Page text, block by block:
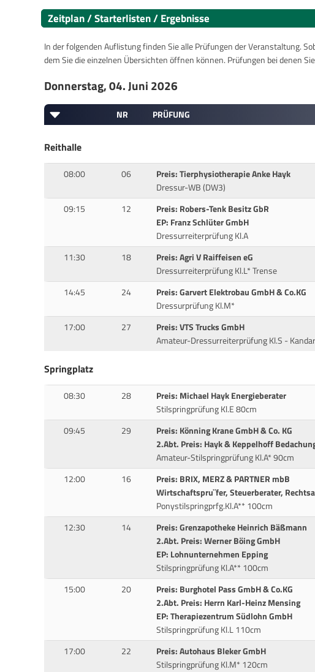
Zeitplan / Starterlisten / Ergebnisse
In der folgenden Auflistung finden Sie alle Prüfungen der Veranstaltung.
dem Sie die einzelnen Übersichten öffnen können. Prüfungen bei denen
Donnerstag, 04. Juni 2026
NR PRÜFUNG
Reithalle
08:00 06
Preis: Tierphysiotherapie Anke Hayk
Dressur-WB (DW3)
09:15 12
Preis: Robers-Tenk Besitz GbR
EP: Franz Schlüter GmbH
Dressurreiterprüfung Kl.A
11:30 18
Preis: Agri V Raiffeisen eG
Dressurreiterprüfung Kl.L* Trense
14:45 24
Preis: Garvert Elektrobau GmbH & Co.KG
Dressurprüfung Kl.M*
17:00 27
Preis: VTS Trucks GmbH
Amateur-Dressurreiterprüfung Kl.S -
Springplatz
08:30 28
Preis: Michael Hayk Energieberater
Stilspringprüfung Kl.E 80cm
09:45 29
Preis: Könning Krane GmbH & Co. KG
2.Abt. Preis: Hayk & Keppelhoff
Amateur-Stilspringprüfung Kl.A* 90cm
12:00 16
Preis: BRIX, MERZ & PARTNER mbB
Wirtschaftspru¨fer, Steuerberater,
Ponystilspringprfg.Kl.A** 100cm
12:30 14
Preis: Grenzapotheke Heinrich Bäßmann
2.Abt. Preis: Werner Böing GmbH
EP: Lohnunternehmen Epping
Stilspringprüfung Kl.A** 100cm
15:00 20
Preis: Burghotel Pass GmbH & Co.KG
2.Abt. Preis: Herrn Karl-Heinz Mensing
EP: Therapiezentrum Südlohn GmbH
Stilspringprüfung Kl.L 110cm
17:00 22
Preis: Autohaus Bleker GmbH
Stilspringprüfung Kl.M* 120cm